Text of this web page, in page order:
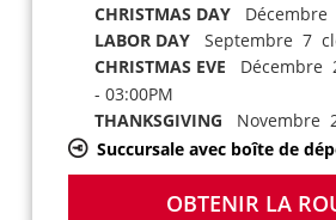
CHRISTMAS DAYDécembre
LABOR DAYSeptembre 7
CHRISTMAS EVE Décembre
- 03:00PM
THANKSGIVING Novembre
Succursale avec boîte de
OBTENIR LA